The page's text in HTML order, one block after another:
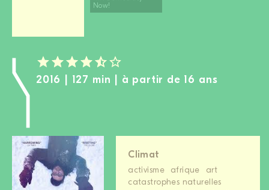
Now!
2016 | 127 min | à partir de 16 ans
Climat
activisme afrique
art
catastrophes naturelles